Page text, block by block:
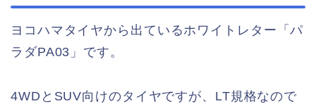
ヨコハマタイヤから出ているホワイトレター「パ
ラダPA03」です。
4WDとSUV向けのタイヤですが、LT規格なので